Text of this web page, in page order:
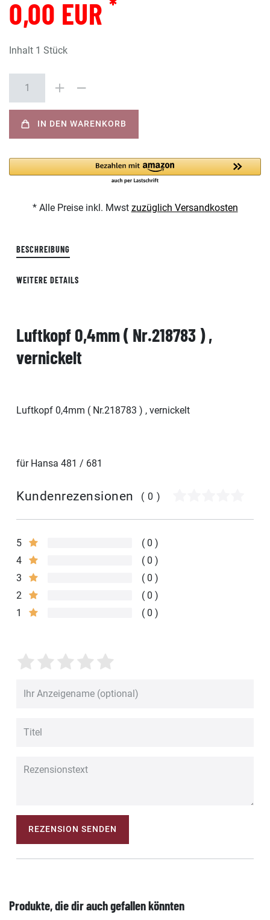
0,00 EUR
Inhalt 1 Stück
IN DEN WARENKORB
* Alle Preise inkl. Mwst zuzüglich Versandkosten
BESCHREIBUNG
WEITERE DETAILS
Luftkopf 0,4mm ( Nr.218783 ) ,
vernickelt
Luftkopf 0,4mm ( Nr.218783 ) , vernickelt
für Hansa 481 / 681
Kundenrezensionen (0)
5
0
4
0
3
0
2
0
1
0
REZENSION SENDEN
Produkte, die dir auch gefallen könnten